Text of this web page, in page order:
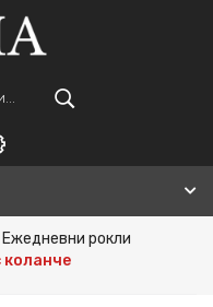
ПРАЗНА.
Ежедневни рокли
коланче